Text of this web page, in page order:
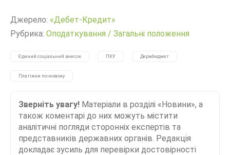
Джерело: «Дебет-Кредит»
Рубрика: Оподаткування / Загальні положення
Єдиний соціальний внесок ПКУ Держбюджет
Платіжки по-новому
Зверніть увагу! Матеріали в розділі «Новини», а
також коментарі до них можуть містити
аналітичні погляди сторонніх експертів та
представників державних органів. Редакція
докладає зусиль для перевірки достовірності